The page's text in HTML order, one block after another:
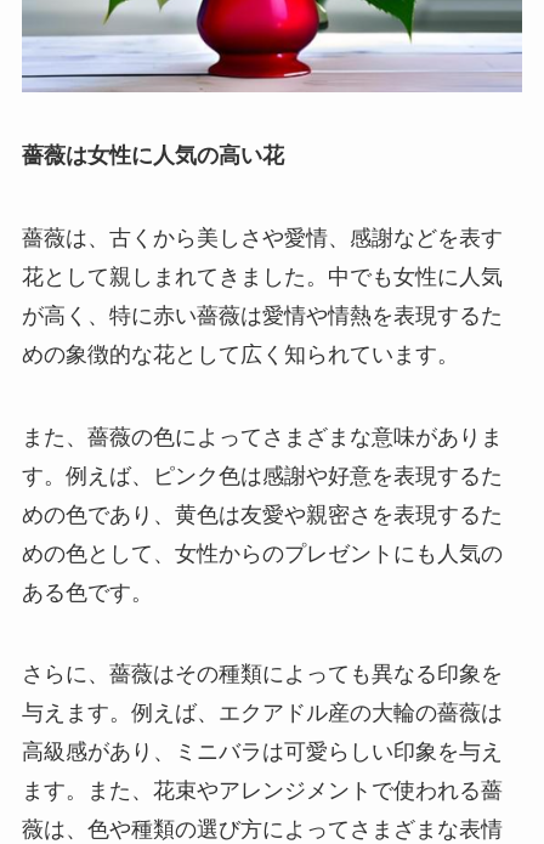
薔薇は女性に人気の高い花
薔薇は、古くから美しさや愛情、感謝などを表す
花として親しまれてきました。中でも女性に人気
が高く、特に赤い薔薇は愛情や情熱を表現するた
めの象徴的な花として広く知られています。
また、薔薇の色によってさまざまな意味がありま
す。例えば、ピンク色は感謝や好意を表現するた
めの色であり、黄色は友愛や親密さを表現するた
めの色として、女性からのプレゼントにも人気の
ある色です。
さらに、薔薇はその種類によっても異なる印象を
与えます。例えば、エクアドル産の大輪の薔薇は
高級感があり、ミニバラは可愛らしい印象を与え
ます。また、花束やアレンジメントで使われる薔
薇は、色や種類の選び方によってさまざまな表情